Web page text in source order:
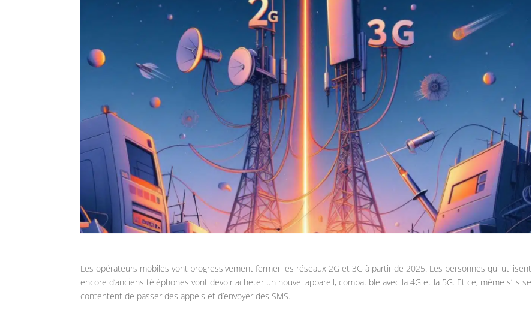
Les opérateurs mobiles vont progressivement fermer les réseaux 2G et 3G à partir de 2025. Les personnes qui utilisent
encore d’anciens téléphones vont devoir acheter un nouvel appareil, compatible avec la 4G et la 5G. Et ce, même s’ils se
contentent de passer des appels et d’envoyer des SMS.